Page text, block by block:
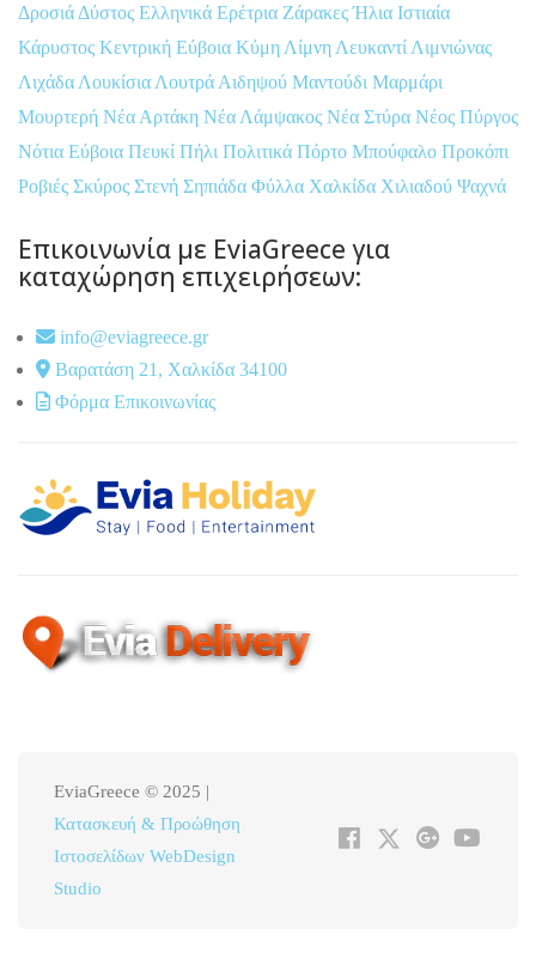
Δροσιά Δύστος Ελληνικά Ερέτρια ΖάρακεςΉλια Ιστιαία
Κάρυστος Κεντρική Εύβοια Κύμη Λίμνη Λευκαντί Λιμνιώνας
Λιχάδα Λουκίσια Λουτρά Αιδηψού Μαντούδι Μαρμάρι
Μουρτερή Νέα Αρτάκη Νέα Λάμψακος Νέα Στύρα Νέος Πύργος
Νότια Εύβοια Πευκί Πήλι Πολιτικά Πόρτο Μπούφαλο Προκόπι
Ροβιές Σκύρος Στενή Σηπιάδα Φύλλα Χαλκίδα Χιλιαδού Ψαχνά
Επικοινωνία με EviaGreece για
καταχώρηση επιχειρήσεων:
info@eviagreece.gr
Βαρατάση 21, Χαλκίδα 34100
Φόρμα Επικοινωνίας
EviaGreece © 2025 |
Κατασκευή & Προώθηση
Ιστοσελίδων WebDesign
Studio